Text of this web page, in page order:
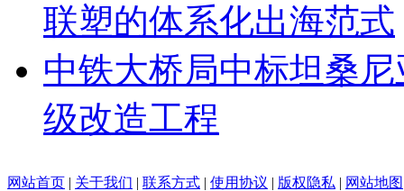
联塑的体系化出海范式
中铁大桥局中标坦桑
级改造工程
网站首页 | 关于我们 | 联系方式 | 使用协议 | 版权隐私 | 网站地图